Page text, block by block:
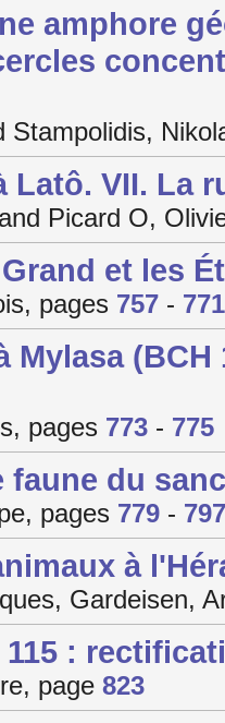
amphore
Stampolidis,
Latô. VII. La
Picard O,
et les
pages 757 - 771
(BCH
pages 773 - 775
faune du
pages 779 - 797
à
Gardeisen,
115 :
page 823